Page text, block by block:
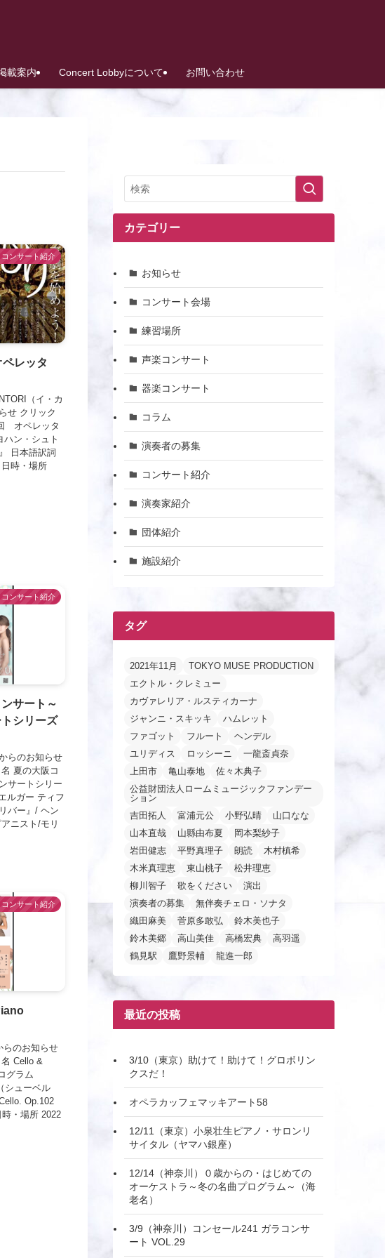
載案内 Concert Lobbyについて お問い合わせ
コンサート紹介
レッタ
（イ・カ
せ クリック
オペレッタ
ハン・シュト
日本語訳詞
時・場所
コンサート紹介
サート～
シリーズ
らのお知らせ
夏の大阪コ
サートシリー
ルガー ティフ
バー』/ ヘン
ニスト/モリ
コンサート紹介
のお知らせ
Cello &
グラム
シューベル
Op.102
・場所 2022
カテゴリー
お知らせ
コンサート会場
練習場所
声楽コンサート
器楽コンサート
コラム
演奏者の募集
コンサート紹介
演奏家紹介
団体紹介
施設紹介
タグ
2021年11月
TOKYO MUSE PRODUCTION
エクトル・クレミュー
カヴァレリア・ルスティカーナ
ジャンニ・スキッキ
ハムレット
ファゴット
フルート
ヘンデル
ユリディス
ロッシーニ
一龍斎貞奈
上田市
亀山泰地
佐々木典子
公益財団法人ロームミュージックファンデー
ション
吉田拓人
富浦元公 小野弘晴
山口なな
山本直哉
山縣由布夏
岡本梨紗子
岩田健志
平野真理子 朗読
木村槙希
木米真理恵
東山桃子
松井理恵
柳川智子
歌をください
演出
演奏者の募集
無伴奏チェロ・ソナタ
織田麻美
菅原多敢弘
鈴木美也子
鈴木美郷
高山美佳 高橋宏典
高羽遥
鶴見駅
鷹野景輔 龍進一郎
最近の投稿
3/10（東京）助けて！助けて！グロボリン
クスだ！
オペラカッフェマッキアート58
12/11（東京）小泉壮生ピアノ・サロンリ
サイタル（ヤマハ銀座）
12/14（神奈川）０歳からの・はじめての
オーケストラ～冬の名曲プログラム～（海
老名）
3/9（神奈川）コンセール241 ガラコンサ
ート VOL.29